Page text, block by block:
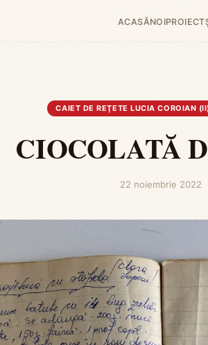
ACASĂNOIPROIECT
CAIET DE REŢETE LUCIA COROIAN
CIOCOLATĂ
22 noiembrie 2022